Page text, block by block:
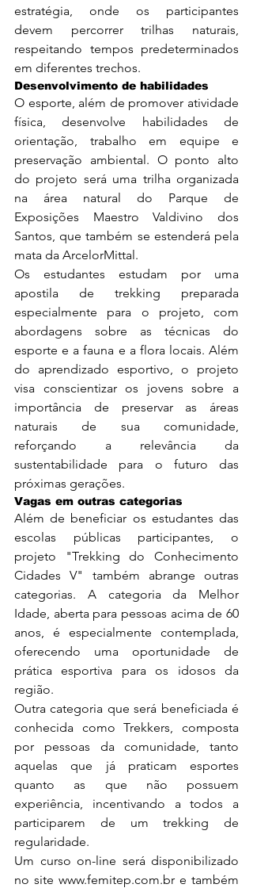
estratégia, onde os participantes
devem percorrer trilhas naturais,
respeitando tempos predeterminados
em diferentes trechos.
Desenvolvimento de habilidades
O esporte, além de promover atividade
física, desenvolve habilidades de
orientação, trabalho em equipe e
preservação ambiental. O ponto alto
do projeto será uma trilha organizada
na área natural do Parque de
Exposições Maestro Valdivino dos
Santos, que também se estenderá pela
mata da ArcelorMittal.
Os estudantes estudam por uma
apostila de trekking preparada
especialmente para o projeto, com
abordagens sobre as técnicas do
esporte e a fauna e a flora locais. Além
do aprendizado esportivo, o projeto
visa conscientizar os jovens sobre a
importância de preservar as áreas
naturais de sua comunidade,
reforçando a relevância da
sustentabilidade para o futuro das
próximas gerações.
Vagas em outras categorias
Além de beneficiar os estudantes das
escolas públicas participantes, o
projeto "Trekking do Conhecimento
Cidades V" também abrange outras
categorias. A categoria da Melhor
Idade, aberta para pessoas acima de 60
anos, é especialmente contemplada,
oferecendo uma oportunidade de
prática esportiva para os idosos da
região.
Outra categoria que será beneficiada é
conhecida como Trekkers, composta
por pessoas da comunidade, tanto
aquelas que já praticam esportes
quanto as que não possuem
experiência, incentivando a todos a
participarem de um trekking de
regularidade.
Um curso on-line será disponibilizado
no site www.femitep.com.br e também